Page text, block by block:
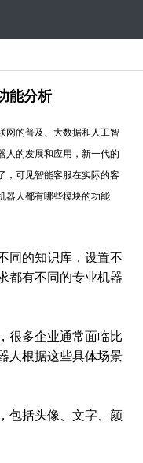
能分析
网的普及、大数据和人工智
人的发展和应用，新一代的
，可见智能客服在实际的客
器人都有哪些模块的功能
同的知识库，设置不
都有不同的专业机器
很多企业通常面临比
人根据这些具体场景
包括头像、文字、颜